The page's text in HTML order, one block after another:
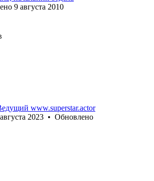
9 августа 2010
www.superstar.actor
2023 • Обновлено